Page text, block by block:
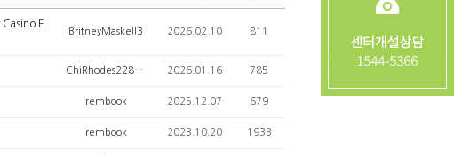
E
BritneyMaskell3 2026.02.10 811
ChiRhodes2288678 2026.01.16 785
rembook 2025.12.07 679
rembook 2023.10.20 1933